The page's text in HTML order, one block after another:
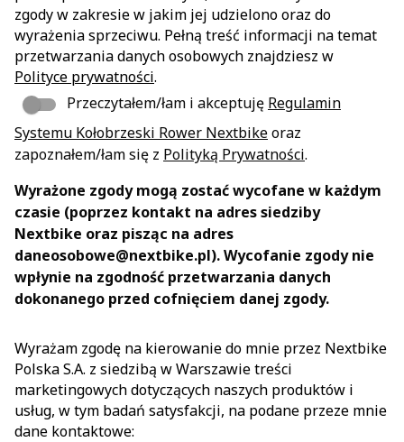
zgody w zakresie w jakim jej udzielono oraz do
wyrażenia sprzeciwu. Pełną treść informacji na temat
przetwarzania danych osobowych znajdziesz w
Polityce prywatności.
Przeczytałem/łam i akceptuję Regulamin
Systemu Kołobrzeski Rower Nextbikeoraz
zapoznałem/łam się z Polityką Prywatności.
Wyrażone zgody mogą zostać wycofane w każdym
czasie (poprzez kontakt na adres siedziby
Nextbike oraz pisząc na adres
daneosobowe@nextbike.pl). Wycofanie zgody nie
wpłynie na zgodność przetwarzania danych
dokonanego przed cofnięciem danej zgody.
Wyrażam zgodę na kierowanie do mnie przez Nextbike
Polska S.A. z siedzibą w Warszawie treści
marketingowych dotyczących naszych produktów i
usług, w tym badań satysfakcji, na podane przeze mnie
dane kontaktowe: